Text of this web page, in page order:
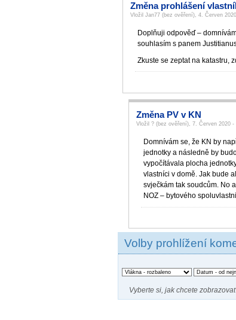
Změna prohlášení
Vložil Jan77 (bez ověření), 4. Červen
Doplňuji odpověď –
souhlasím s panem
Zkuste se zeptat na katastru,
Změna PV v KN
Vložil ? (bez ověření), 7. Červen 2020 -
Domnívám se, že KN by
jednotky a následně by
vypočítávala plocha
vlastníci v domě. Jak bude
svječkám tak soudcům. No
NOZ – bytového
Volby prohlížení
Vyberte si, jak chcete